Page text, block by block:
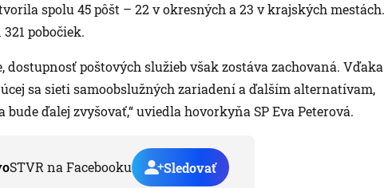
spolu 45 pôšt – 22 v okresných a 23 v krajských mestách.
pobočiek.
dostupnosť poštových služieb však zostáva zachovaná. Vďaka
sa sieti samoobslužných zariadení a ďalším alternatívam,
bude ďalej zvyšovať,“ uviedla hovorkyňa SP Eva Peterová.
STVR na Facebooku Sledovať